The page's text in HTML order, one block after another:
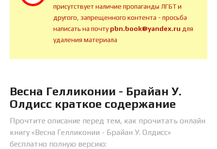
присутствует наличие пропаганды ЛГБТ и
другого, запрещенного контента - просьба
написать на почтуpbn.book@yandex.ru для
удаления материала
Весна Гелликонии - Брайан У.
Олдисс краткое содержание
Прочтите описание перед тем, как прочитать онлайн
книгу «Весна Гелликонии - Брайан У. Олдисс»
бесплатно полную версию: